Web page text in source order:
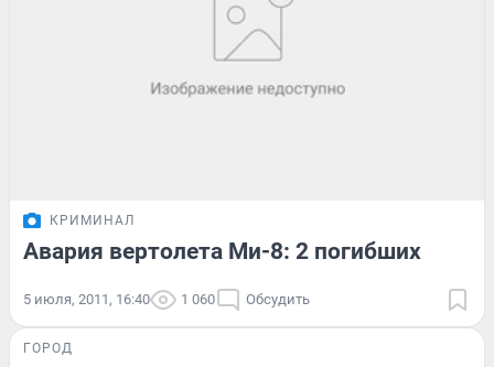
КРИМИНАЛ
Авария вертолета Ми-8: 2 погибших
5 июля, 2011, 16:40 1 060 Обсудить
ГОРОД